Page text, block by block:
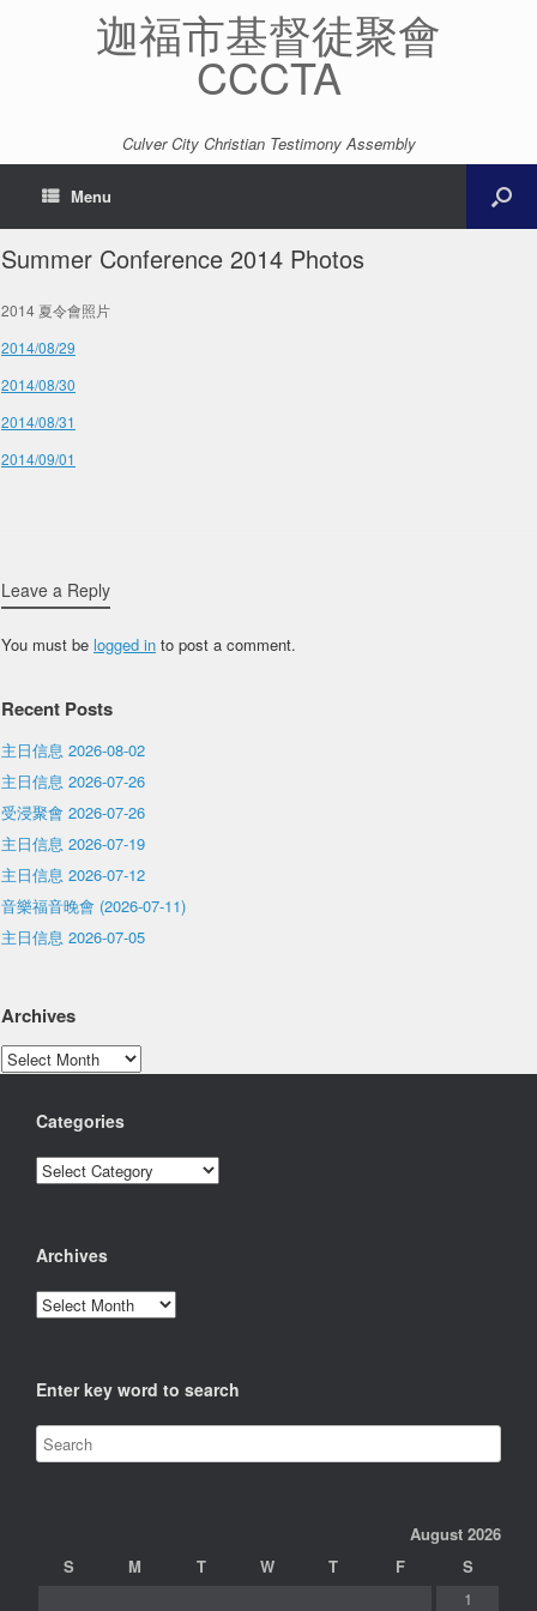
迦福市基督徒聚會
CCCTA
Culver City Christian Testimony Assembly
Menu
Summer Conference 2014 Photos
2014 夏令會照片
2014/08/29
2014/08/30
2014/08/31
2014/09/01
Leave a Reply
You must be logged in to post a comment.
Recent Posts
主日信息 2026-08-02
主日信息 2026-07-26
受浸聚會 2026-07-26
主日信息 2026-07-19
主日信息 2026-07-12
音樂福音晚會 (2026-07-11)
主日信息 2026-07-05
Archives
Archives
Categories
Categories
Archives
Archives
Enter key word to search
August 2026
S
M T W T F
S
1